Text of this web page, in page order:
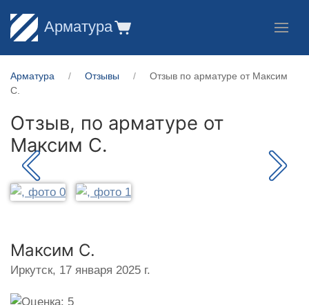
Арматура
Арматура Отзывы
Отзыв по арматуре от Максим
С.
Отзыв, по арматуре от
Максим С.
Максим С.
Иркутск, 17 января 2025 г.